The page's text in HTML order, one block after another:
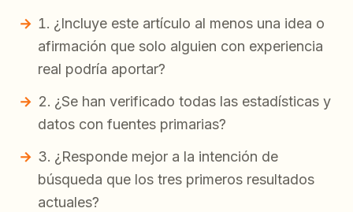
¿Incluye este artículo al menos una idea o
afirmación que solo alguien con experiencia
real podría aportar?
¿Se han verificado todas las estadísticas y
datos con fuentes primarias?
¿Responde mejor a la intención de
búsqueda que los tres primeros resultados
actuales?